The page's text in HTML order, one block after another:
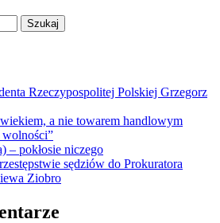
Rzeczypospolitej Polskiej Grzegorz
a nie towarem handlowym
– pokłosie niczego
sędziów do Prokuratora
Ziobro